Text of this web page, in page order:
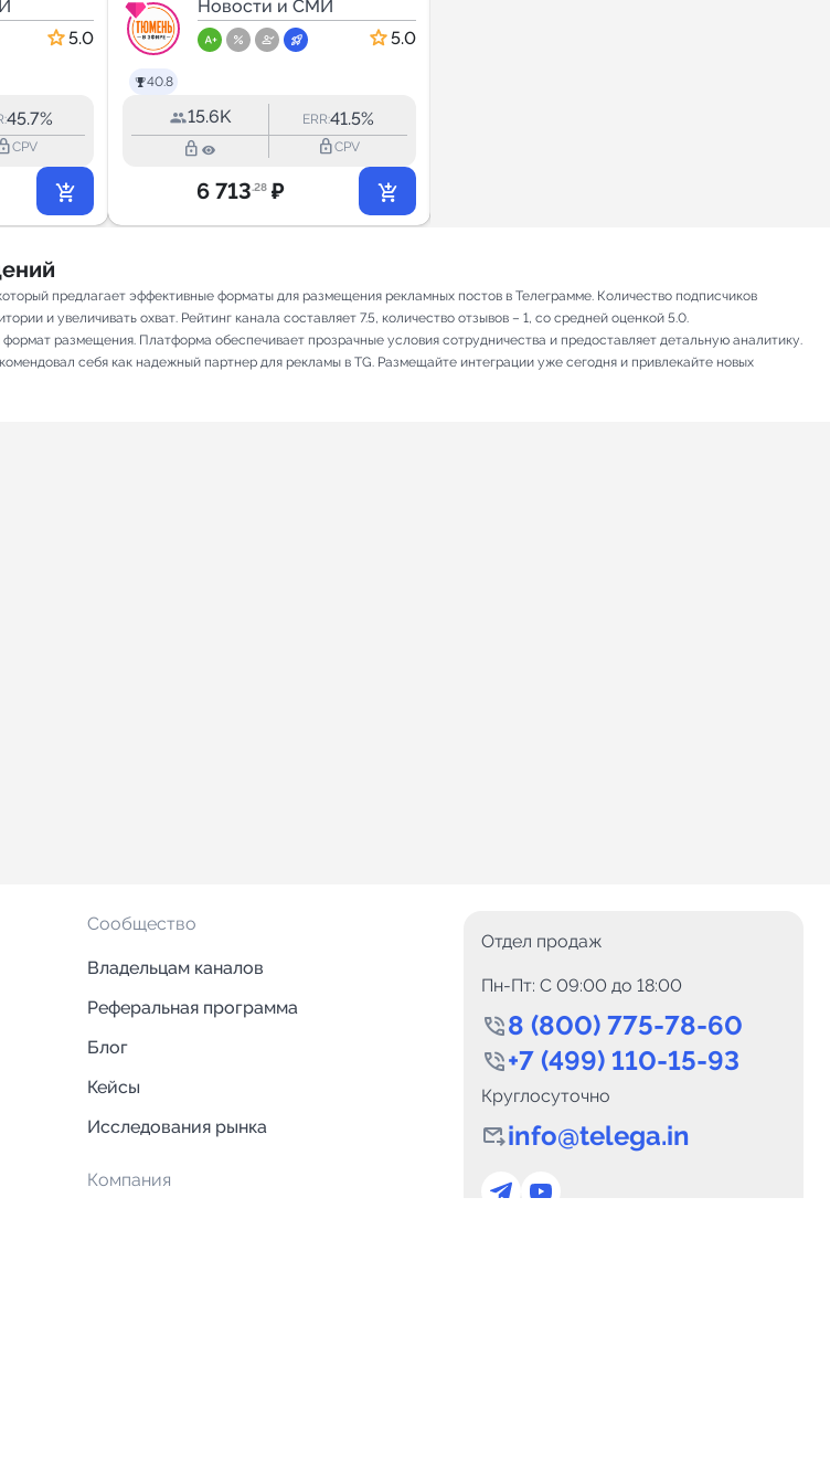
5.0
45.7%
CPV
40.8
Новости и СМИ
5.0
15.6K ERR:41.5%
lock_outline lock_outlineCPV
6 713.28 ₽
предлагает эффективные форматы для размещения рекламных постов в Телеграмме. Количество подписчиков
и увеличивать охват. Рейтинг канала составляет 7.5, количество отзывов – 1, со средней оценкой 5.0.
размещения. Платформа обеспечивает прозрачные условия сотрудничества и предоставляет детальную аналитику.
себя как надежный партнер для рекламы в TG. Размещайте интеграции уже сегодня и привлекайте новых
Сообщество
Владельцам каналов
Реферальная программа
Блог
Кейсы
Исследования рынка
Компания
Отдел продаж
Пн-Пт: C 09:00 до 18:00
8 (800) 775-78-60
+7 (499) 110-15-93
Круглосуточно
info@telega.in